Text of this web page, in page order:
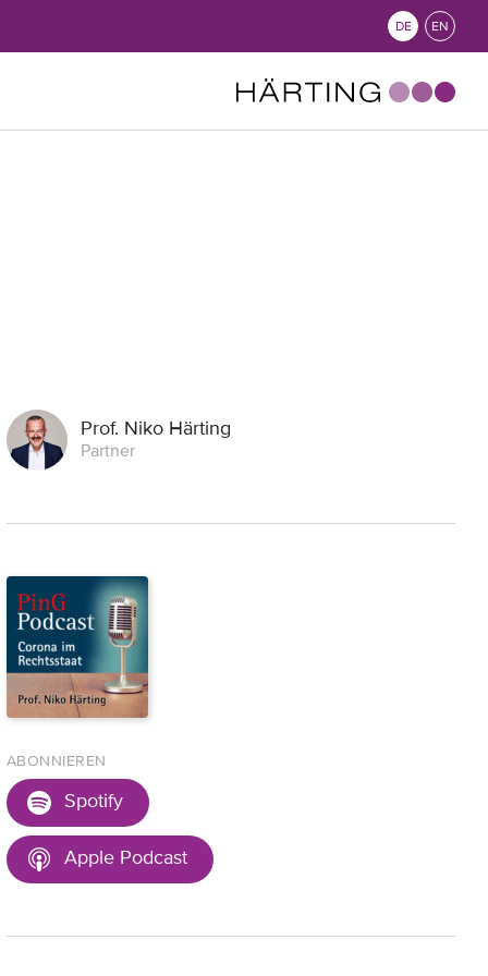
DE EN
Prof. Niko Härting
Partner
ABONNIEREN
Spotify
Apple Podcast